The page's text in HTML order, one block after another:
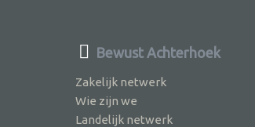
Bewust Achterhoek
Zakelijk netwerk
Wie zijn we
Landelijk netwerk